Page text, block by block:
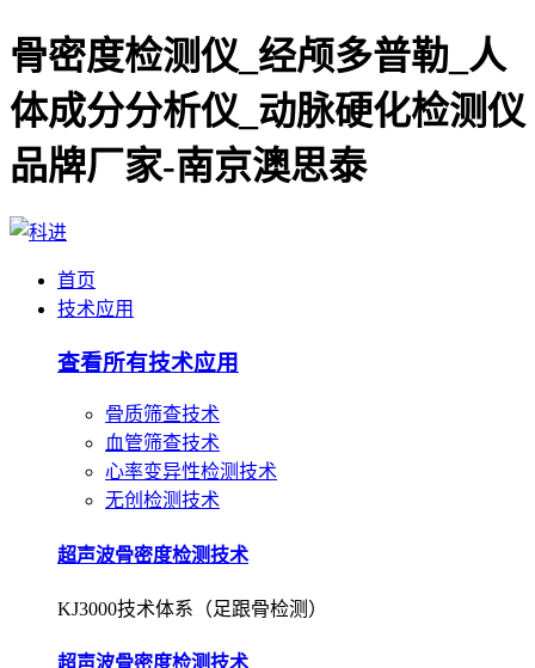
骨密度检测仪_经颅多普勒_人
体成分分析仪_动脉硬化检测仪
品牌厂家-南京澳思泰
首页
技术应用
查看所有技术应用
骨质筛查技术
血管筛查技术
心率变异性检测技术
无创检测技术
超声波骨密度检测技术
KJ3000技术体系（足跟骨检测）
超声波骨密度检测技术